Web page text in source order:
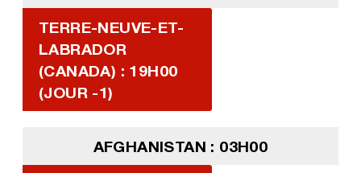
TERRE-NEUVE-ET-
LABRADOR
(CANADA) : 19H00
(JOUR -1)
AFGHANISTAN : 03H00